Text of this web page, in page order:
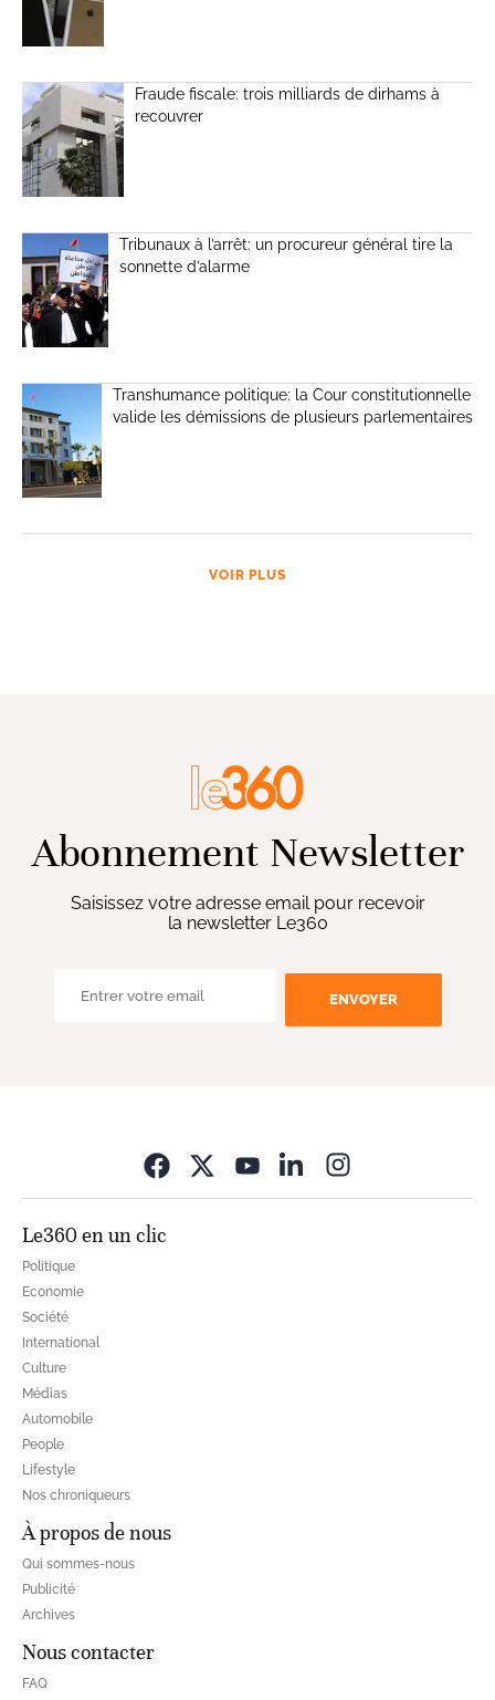
Fraude fiscale: trois milliards de dirhams à
recouvrer
Tribunaux à l’arrêt: un procureur général tire la
sonnette d’alarme
Transhumance politique: la Cour constitutionnelle
valide les démissions de plusieurs parlementaires
VOIR PLUS
Abonnement Newsletter
Saisissez votre adresse email pour recevoir
la newsletter Le360
ENVOYER
Le360 en un clic
Politique
Economie
Société
International
Culture
Médias
Automobile
People
Lifestyle
Nos chroniqueurs
À propos de nous
Qui sommes-nous
Publicité
Archives
Nous contacter
FAQ